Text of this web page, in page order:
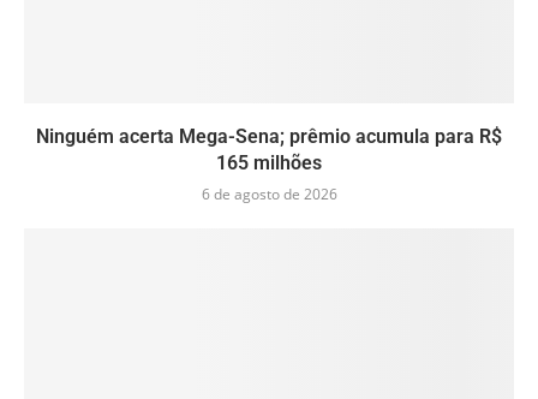
Ninguém acerta Mega-Sena; prêmio acumula para R$
165 milhões
6 de agosto de 2026